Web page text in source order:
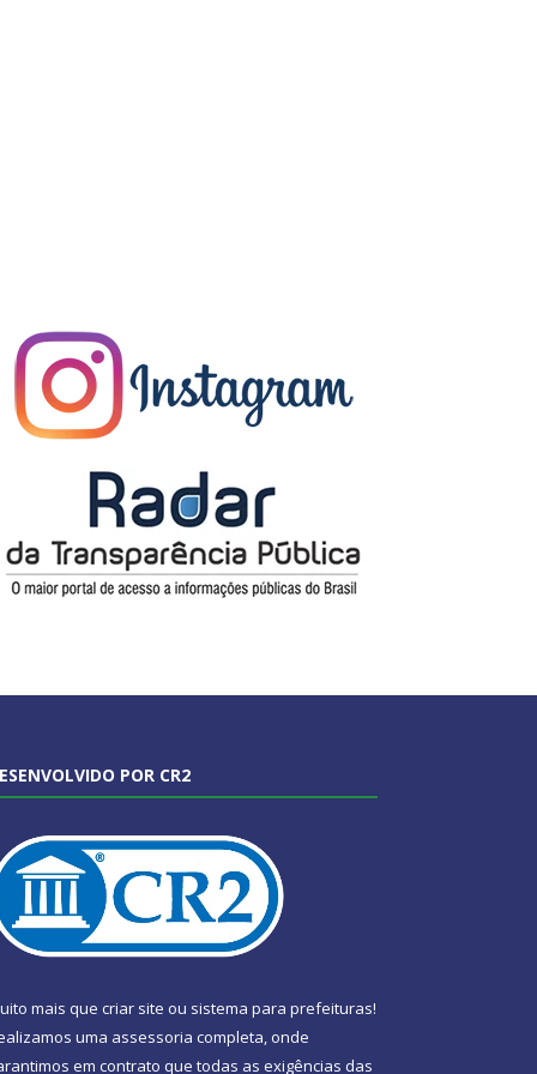
POR CR2
mais que criar site ou sistema para prefeituras!
uma assessoria completa, onde
em contrato que todas as exigências das